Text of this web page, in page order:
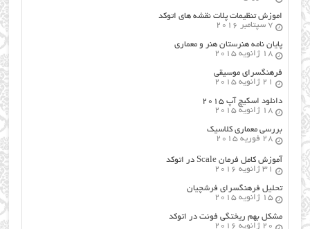
اموزش تنظیمات پلات نقشه های اتوکد
7 سپتامبر 2016
پایان نامه هنرستان هنر و معماري
18 ژانویه 2015
فرهنگسراي موسيقي
21 ژانویه 2015
دانلود اسکیچ آپ ۲۰۱۵
18 ژانویه 2015
بررسی معماری کلاسیک
28 فوریه 2015
آموزش کامل فرمان Scale در اتوکد
31 ژانویه 2016
تحلیل فرهنگسرای فرشچیان
15 ژانویه 2015
مشکل بهم ریختگی فونت در اتوکد
20 ژانویه 2016